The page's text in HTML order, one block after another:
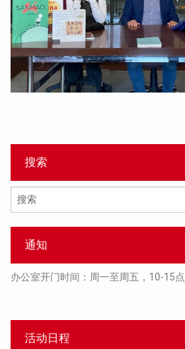
搜索
通知
办公室开门时间：周一至周五，10-15点
活动日程